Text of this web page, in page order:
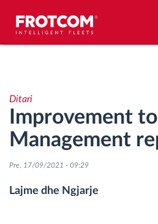
Analizat-e-sjelljes-te-vozitjes
Monitorimi i kohës së
Menaxhimi i fuqisë punëtore
Ditari
Improvement to
Management
Pre, 17/09/2021 - 09:29
Lajme dhe Ngjarje